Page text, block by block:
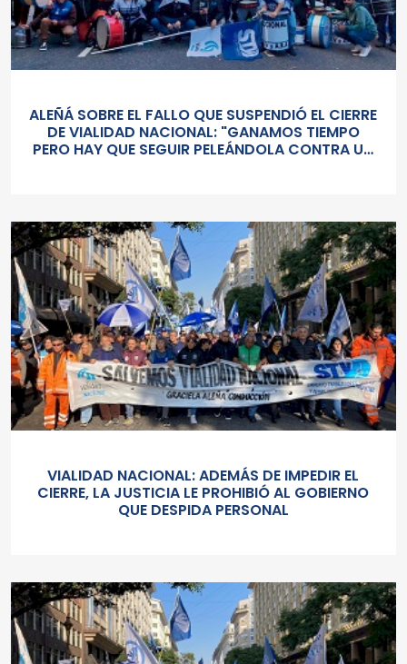
ALEÑÁ SOBRE EL FALLO QUE SUSPENDIÓ EL CIERRE
DE VIALIDAD NACIONAL: "GANAMOS TIEMPO
PERO HAY QUE SEGUIR PELEÁNDOLA CONTRA UN
VIALIDAD NACIONAL: ADEMÁS DE IMPEDIR EL
CIERRE, LA JUSTICIA LE PROHIBIÓ AL GOBIERNO
QUE DESPIDA PERSONAL